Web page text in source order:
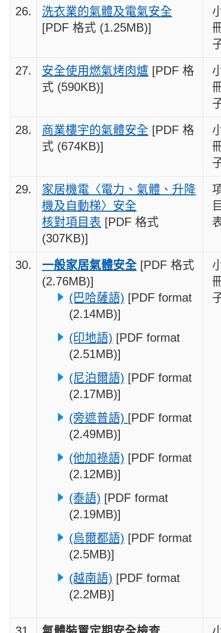
26.
洗衣業的氣體及電氣安全
[PDF 格式 (1.25MB)]
27. 安全使用燃氣烤肉爐 [PDF 格
式 (590KB)]
28. 商業樓宇的氣體安全 [PDF 格
式 (674KB)]
29.
家居機電〈電力、氣體、升降
機及自動梯〉安全
核對項目表 [PDF 格式
(307KB)]
30. 一般家居氣體安全 [PDF 格式
(2.76MB)]
(巴哈薩語) [PDF format
(2.14MB)]
(印地語) [PDF format
(2.51MB)]
(尼泊爾語) [PDF format
(2.17MB)]
(旁遮普語) [PDF format
(2.49MB)]
(他加祿語) [PDF format
(2.12MB)]
(泰語) [PDF format
(2.19MB)]
(烏爾都語) [PDF format
(2.5MB)]
(越南語) [PDF format
(2.2MB)]